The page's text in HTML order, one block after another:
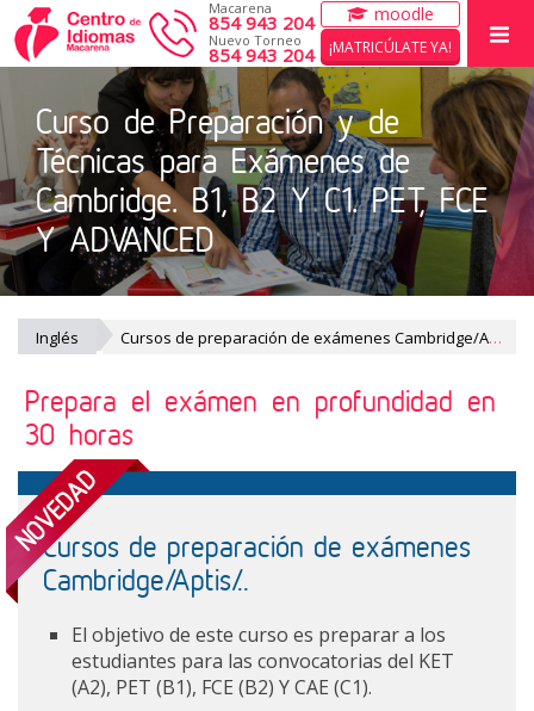
INICIO
CURSOS
EXÁMENES CAMBRIDGE
ACTIVIDADES DE VERANO
moodle
¡MATRICÚLATE YA!
Macarena
854 943 204
Nuevo Torneo
854 943 204
Curso de Preparación y de
Técnicas para Exámenes de
Cambridge. B1, B2 Y C1. PET, FCE
Y ADVANCED
Inglés Cursos de preparación de exámenes Cambridge/Aptis/..
Prepara el exámen en profundidad en
30 horas
Cursos de preparación de exámenes
Cambridge/Aptis/..
El objetivo de este curso es preparar a los
estudiantes para las convocatorias del KET
(A2), PET (B1), FCE (B2) Y CAE (C1).